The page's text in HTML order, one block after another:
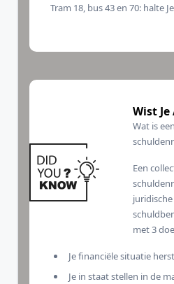
Tram 18, bus 43 en 70: halte
Wist Je
Wat is
Een
juridische
met 3
Je financiële situatie
Je in staat stellen in de